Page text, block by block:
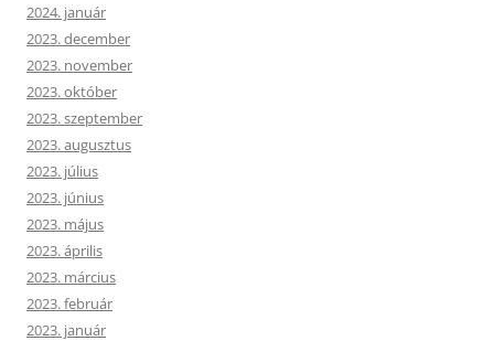
2024. január
2023. december
2023. november
2023. október
2023. szeptember
2023. augusztus
2023. július
2023. június
2023. május
2023. április
2023. március
2023. február
2023. január